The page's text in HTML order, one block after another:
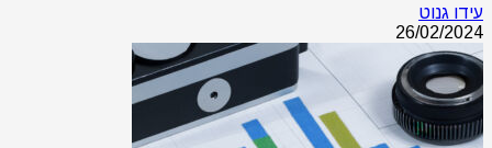
עידו גנוט
26/02/2024